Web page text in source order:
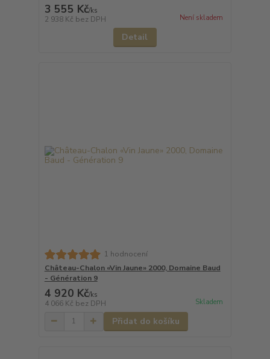
3 555 Kč/ks
2 938 Kč bez DPH Není skladem
Detail
1 hodnocení
Château-Chalon «Vin Jaune» 2000, Domaine Baud
- Génération 9
4 920 Kč/ks
4 066 Kč bez DPH Skladem
Přidat do košíku